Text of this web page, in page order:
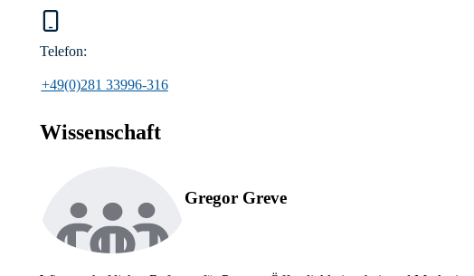
Telefon:
+49(0)281 33996-316
Wissenschaft
Gregor Greve